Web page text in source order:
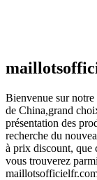
Bienvenue sur
de China,grand
présentation des
recherche du
à prix discount, que
vous trouverez